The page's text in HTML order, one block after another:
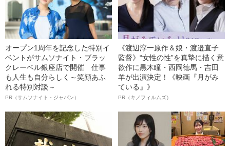
オープン1周年を記念した特別イ
ベントがサムソナイト・ブラッ
クレーベル銀座店で開催 仕事
も人生も自分らしく～笑顔あふ
れる特別対談～
PR（サムソナイト・ジャパン）
《渡辺淳一原作＆娘・渡邉直子
監督》“女性の性”を真摯に描く意
欲作に黒木瞳・西岡德馬・吉田
羊が出演決定！《映画『月がみ
ている』》
PR（キノフィルムズ）